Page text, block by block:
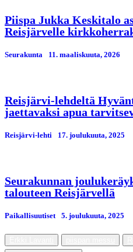
Piispa Jukka Keskitalo
Reisjärvelle
Seurakunta 11. maaliskuuta, 2026
Reisjärvi-lehdeltä
jaettavaksi apua
Reisjärvi-lehti 17. јoulukuuta, 2025
Seurakunnan
talouteen Reisjärvellä
Paikallisuutiset 5. јoulukuuta, 2025